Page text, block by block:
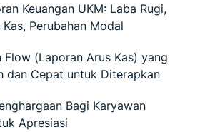
Keuangan UKM: Laba Rugi,
Perubahan Modal
Flow (Laporan Arus Kas) yang
dan Cepat untuk Diterapkan
Bagi Karyawan
Apresiasi